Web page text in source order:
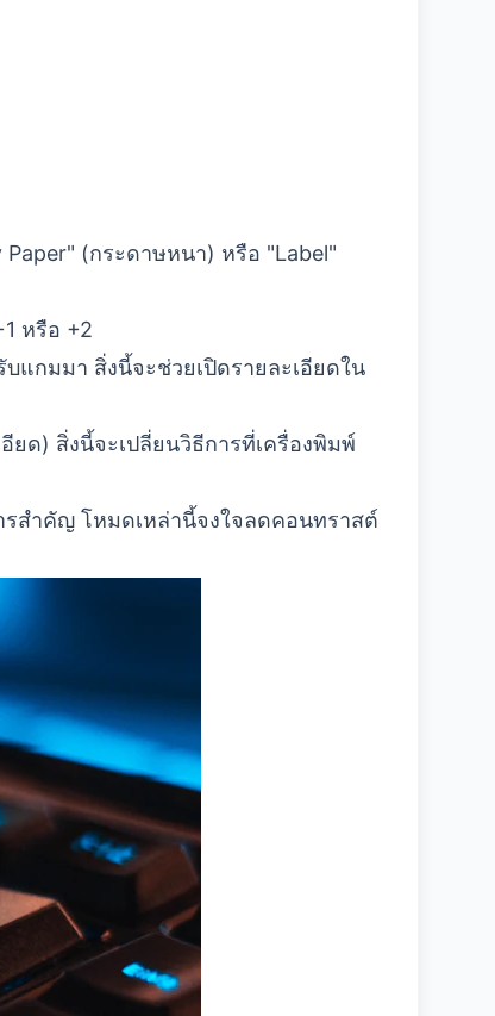
(กระดาษหนา) หรือ "Label"
หรือ +2
แกมมา สิ่งนี้จะช่วยเปิดรายละเอียดใน
ด) สิ่งนี้จะเปลี่ยนวิธีการที่เครื่องพิมพ์
สำคัญ โหมดเหล่านี้จงใจลดคอนทราสต์